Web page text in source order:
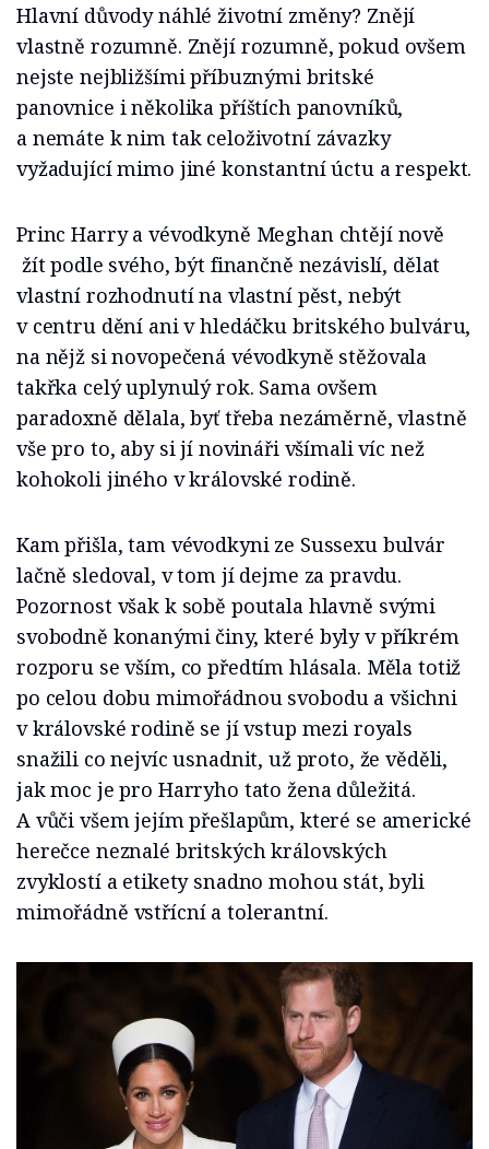
Hlavní důvody náhlé životní změny? Znějí
vlastně rozumně. Znějí rozumně, pokud ovšem
nejste nejbližšími příbuznými britské
panovnice i několika příštích panovníků,
a nemáte k nim tak celoživotní závazky
vyžadující mimo jiné konstantní úctu a respekt.
Princ Harry a vévodkyně Meghan chtějí nově
žít podle svého, být finančně nezávislí, dělat
vlastní rozhodnutí na vlastní pěst, nebýt
v centru dění ani v hledáčku britského bulváru,
na nějž si novopečená vévodkyně stěžovala
takřka celý uplynulý rok. Sama ovšem
paradoxně dělala, byť třeba nezáměrně, vlastně
vše pro to, aby si jí novináři všímali víc než
kohokoli jiného v královské rodině.
Kam přišla, tam vévodkyni ze Sussexu bulvár
lačně sledoval, v tom jí dejme za pravdu.
Pozornost však k sobě poutala hlavně svými
svobodně konanými činy, které byly v příkrém
rozporu se vším, co předtím hlásala. Měla totiž
po celou dobu mimořádnou svobodu a všichni
v královské rodině se jí vstup mezi royals
snažili co nejvíc usnadnit, už proto, že věděli,
jak moc je pro Harryho tato žena důležitá.
A vůči všem jejím přešlapům, které se americké
herečce neznalé britských královských
zvyklostí a etikety snadno mohou stát, byli
mimořádně vstřícní a tolerantní.